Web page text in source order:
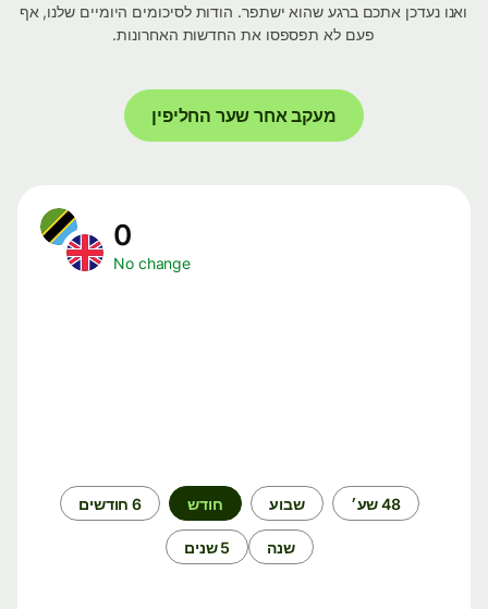
ואנו נעדכן אתכם ברגע שהוא ישתפר. הודות לסיכומים היומיים שלנו, אף
פעם לא תפספסו את החדשות האחרונות.
מעקב אחר שער החליפין
No change
48 שע׳ שבוע חודש 6 חודשים
שנה 5 שנים